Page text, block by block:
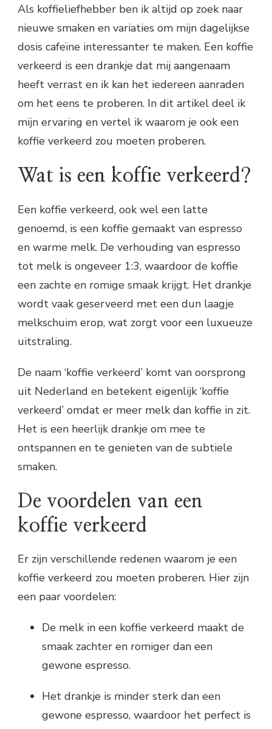
Als koffieliefhebber ben ik altijd op zoek naar
nieuwe smaken en variaties om mijn dagelijkse
dosis cafeïne interessanter te maken. Een koffie
verkeerd is een drankje dat mij aangenaam
heeft verrast en ik kan het iedereen aanraden
om het eens te proberen. In dit artikel deel ik
mijn ervaring en vertel ik waarom je ook een
koffie verkeerd zou moeten proberen.
Wat is een koffie verkeerd?
Een koffie verkeerd, ook wel een latte
genoemd, is een koffie gemaakt van espresso
en warme melk. De verhouding van espresso
tot melk is ongeveer 1:3, waardoor de koffie
een zachte en romige smaak krijgt. Het drankje
wordt vaak geserveerd met een dun laagje
melkschuim erop, wat zorgt voor een luxueuze
uitstraling.
De naam ‘koffie verkeerd’ komt van oorsprong
uit Nederland en betekent eigenlijk ‘koffie
verkeerd’ omdat er meer melk dan koffie in zit.
Het is een heerlijk drankje om mee te
ontspannen en te genieten van de subtiele
smaken.
De voordelen van een
koffie verkeerd
Er zijn verschillende redenen waarom je een
koffie verkeerd zou moeten proberen. Hier zijn
een paar voordelen:
De melk in een koffie verkeerd maakt de
smaak zachter en romiger dan een
gewone espresso.
Het drankje is minder sterk dan een
gewone espresso, waardoor het perfect is